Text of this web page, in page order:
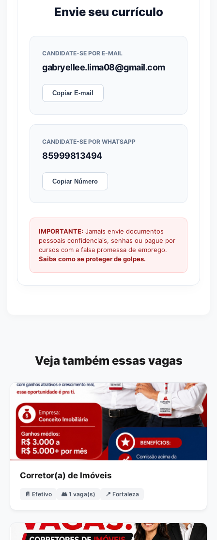
Envie seu currículo
CANDIDATE-SE POR E-MAIL
gabryellee.lima08@gmail.com
Copiar E-mail
CANDIDATE-SE POR WHATSAPP
85999813494
Copiar Número
IMPORTANTE: Jamais envie documentos
pessoais confidenciais, senhas ou pague por
cursos com a falsa promessa de emprego.
Saiba como se proteger de golpes.
Veja também essas vagas
Corretor(a) de Imóveis
📄 Efetivo 👥 1 vaga(s) 📍 Fortaleza